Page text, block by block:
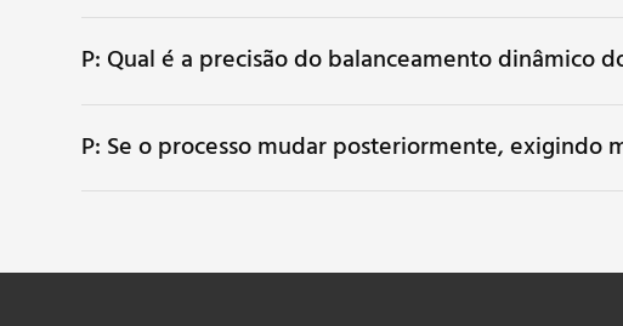
P: Qual é a precisão do balanceamento dinâmico
P: Se o processo mudar posteriormente,